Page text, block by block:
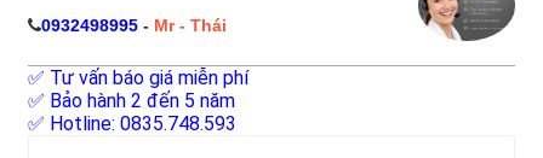
0932498995 - Mr - Thái
✅ Tư vấn báo giá miễn phí
✅ Bảo hành 2 đến 5 năm
✅ Hotline: 0835.748.593